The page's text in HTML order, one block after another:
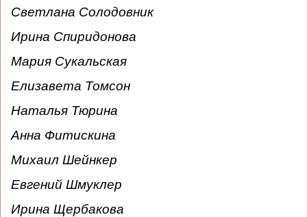
Светлана Солодовник
Ирина Спиридонова
Мария Сукальская
Елизавета Томсон
Наталья Тюрина
Анна Фитискина
Михаил Шейнкер
Евгений Шмуклер
Ирина Щербакова